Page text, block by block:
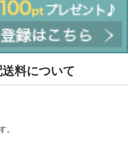
料について
。